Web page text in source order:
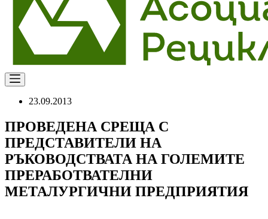
23.09.2013
ПРОВЕДЕНА СРЕЩА С
ПРЕДСТАВИТЕЛИ НА
РЪКОВОДСТВАТА НА ГОЛЕМИТЕ
ПРЕРАБОТВАТЕЛНИ
МЕТАЛУРГИЧНИ ПРЕДПРИЯТИЯ